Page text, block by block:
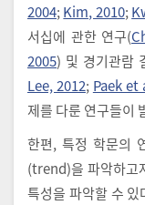
2004; Kim, 2010;
서십에 관한 연구(
2005) 및 경기관람
Lee, 2012; Paek et
제를 다룬 연구들이
한편, 특정 학문의
(trend)을 파악하고
특성을 파악할 수